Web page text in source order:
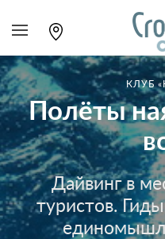
КЛУБ
Полёты
Дайвинг в
туристов.